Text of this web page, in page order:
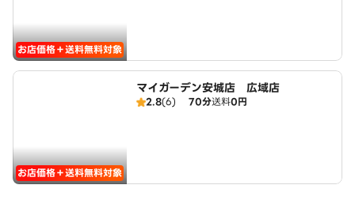
お店価格＋送料無料対象
お店価格＋送料無料対象
マイガーデン安城店 広域店
2.8(6) 70分送料0円